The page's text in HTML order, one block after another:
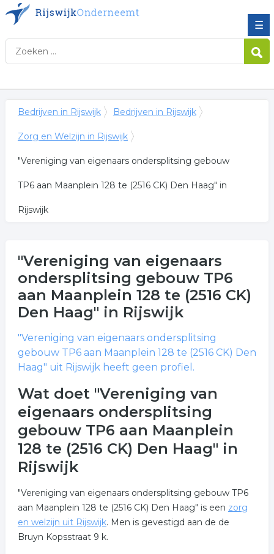
☰
Bedrijven in Rijswijk Bedrijven in Rijswijk
Zorg en Welzijn in Rijswijk
"Vereniging van eigenaars ondersplitsing gebouw
TP6 aan Maanplein 128 te (2516 CK) Den Haag" in
Rijswijk
"Vereniging van eigenaars
ondersplitsing gebouw TP6
aan Maanplein 128 te (2516 CK)
Den Haag" in Rijswijk
"Vereniging van eigenaars ondersplitsing
gebouw TP6 aan Maanplein 128 te (2516 CK) Den
Haag" uit Rijswijk heeft geen profiel.
Wat doet "Vereniging van
eigenaars ondersplitsing
gebouw TP6 aan Maanplein
128 te (2516 CK) Den Haag" in
Rijswijk
"Vereniging van eigenaars ondersplitsing gebouw TP6
aan Maanplein 128 te (2516 CK) Den Haag" is een zorg
en welzijn uit Rijswijk. Men is gevestigd aan de de
Bruyn Kopsstraat 9 k.